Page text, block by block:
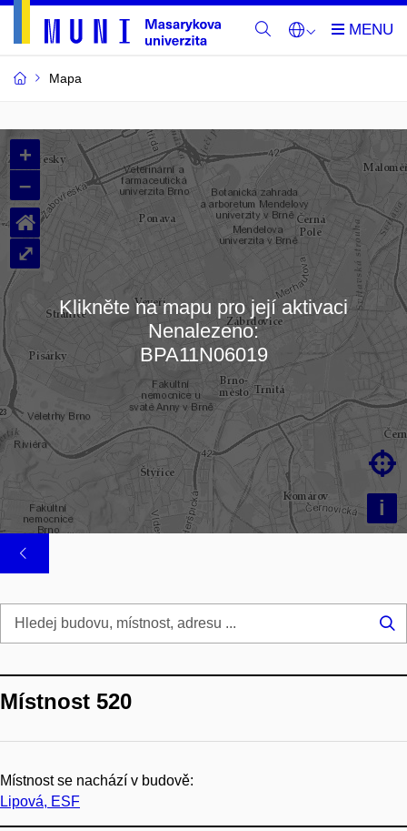
Mapa
Budovy
a
místnosti
MU
Načítám mapu…
+
–
i

⌂
⤢
Klikněte na mapu pro její aktivaci
Nenalezeno:
BPA11N06019
Místnost 520
Místnost se nachází v budově:
Lipová, ESF